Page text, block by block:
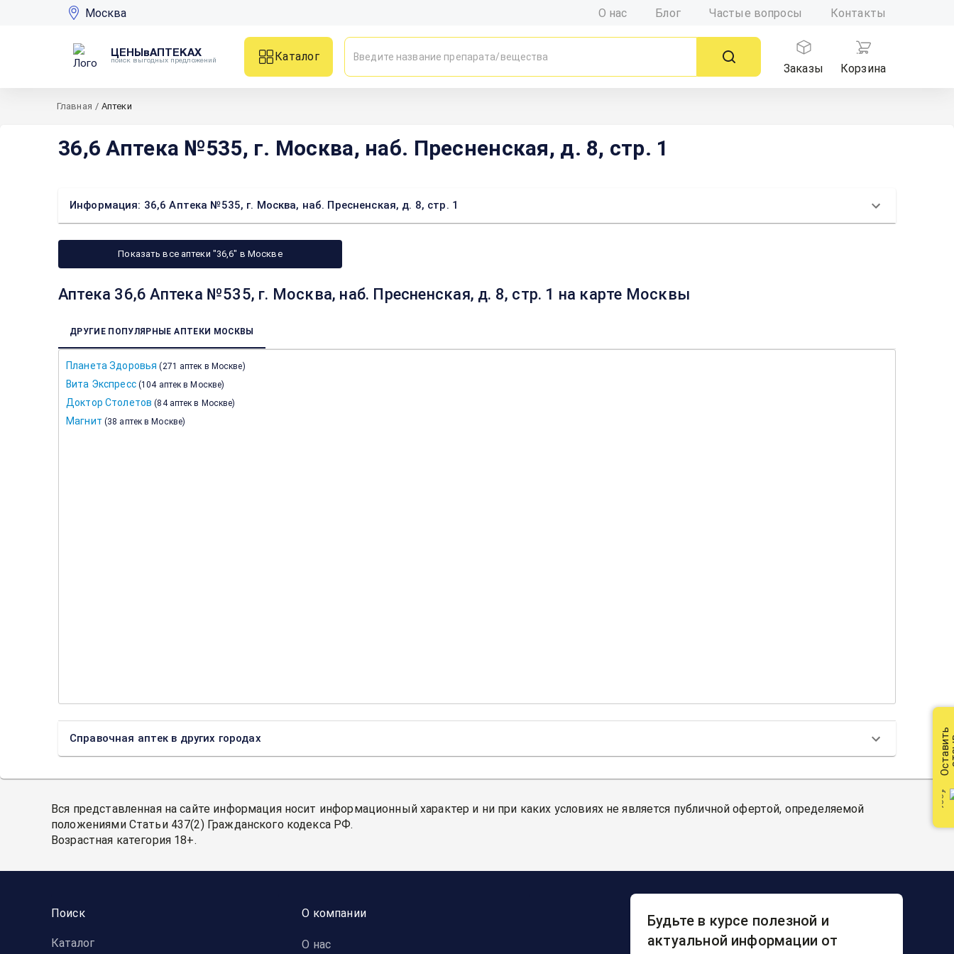
Москва О нас Блог Частые вопросы Контакты
ЦЕНЫвАПТЕКАХ
поиск выгодных предложений
Каталог
Заказы
Корзина
Главная / Аптеки
36,6 Аптека №535, г. Москва, наб. Пресненская, д. 8, стр. 1
Информация: 36,6 Аптека №535, г. Москва, наб. Пресненская, д. 8, стр. 1
Показать все аптеки "36,6" в Москве
Аптека 36,6 Аптека №535, г. Москва, наб. Пресненская, д. 8, стр. 1 на карте Москвы
ДРУГИЕ ПОПУЛЯРНЫЕ АПТЕКИ МОСКВЫ
Планета Здоровья (271 аптек в Москве)
Вита Экспресс (104 аптек в Москве)
Доктор Столетов (84 аптек в Москве)
Магнит (38 аптек в Москве)
Справочная аптек в других городах
Вся представленная на сайте информация носит информационный характер и ни при каких условиях не является публичной офертой, определяемой
положениями Статьи 437(2) Гражданского кодекса РФ.
Возрастная категория 18+.
Поиск
Каталог
О компании
О нас
Будьте в курсе полезной и
актуальной информации от
Оставить